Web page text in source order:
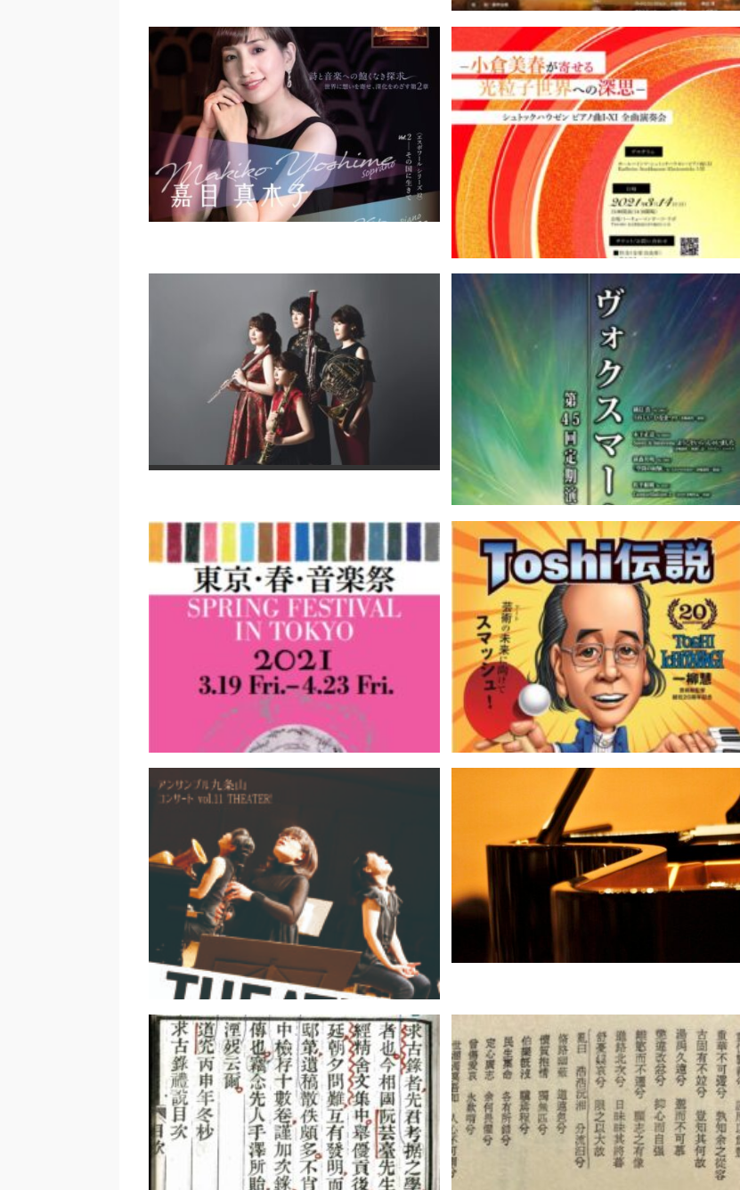
近藤聖也 コントラバスリサイタル
｜丘山万里子
ワーグナー作曲 歌劇《ローエング
リン》｜能登原由美
〈エスポワール シリーズ 12〉 嘉目
真木子（ソプラノ） Vol.2 ―その国
に生きて｜藤堂清
小倉美春が寄せる光粒子世界への深
思 シュトックハウゼン ピアノ曲I-XI
全曲演奏会｜秋元陽平
第10回定期公演「Années de
solitude」｜西澤忠志
ヴォクスマーナ第45回定期演奏会｜
齋藤俊夫
松尾俊介～現代美術と音楽が出会う
とき｜西村紗知
『Toshi伝説』一柳慧芸術総監督就
任20周年記念 エクストリーム
LOVE｜齋藤俊夫
アンサンブル九条山 コンサート・
vol.11｜大田美佐子
《Contents-2021/3/15》